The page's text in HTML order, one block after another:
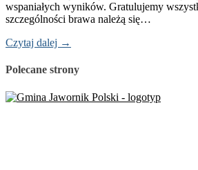
wspaniałych wyników. Gratulujemy
szczególności brawa należą się…
Czytaj dalej →
Polecane strony